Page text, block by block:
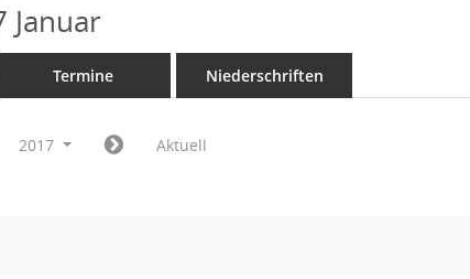
Januar
Termine Niederschriften
2017 Aktuell